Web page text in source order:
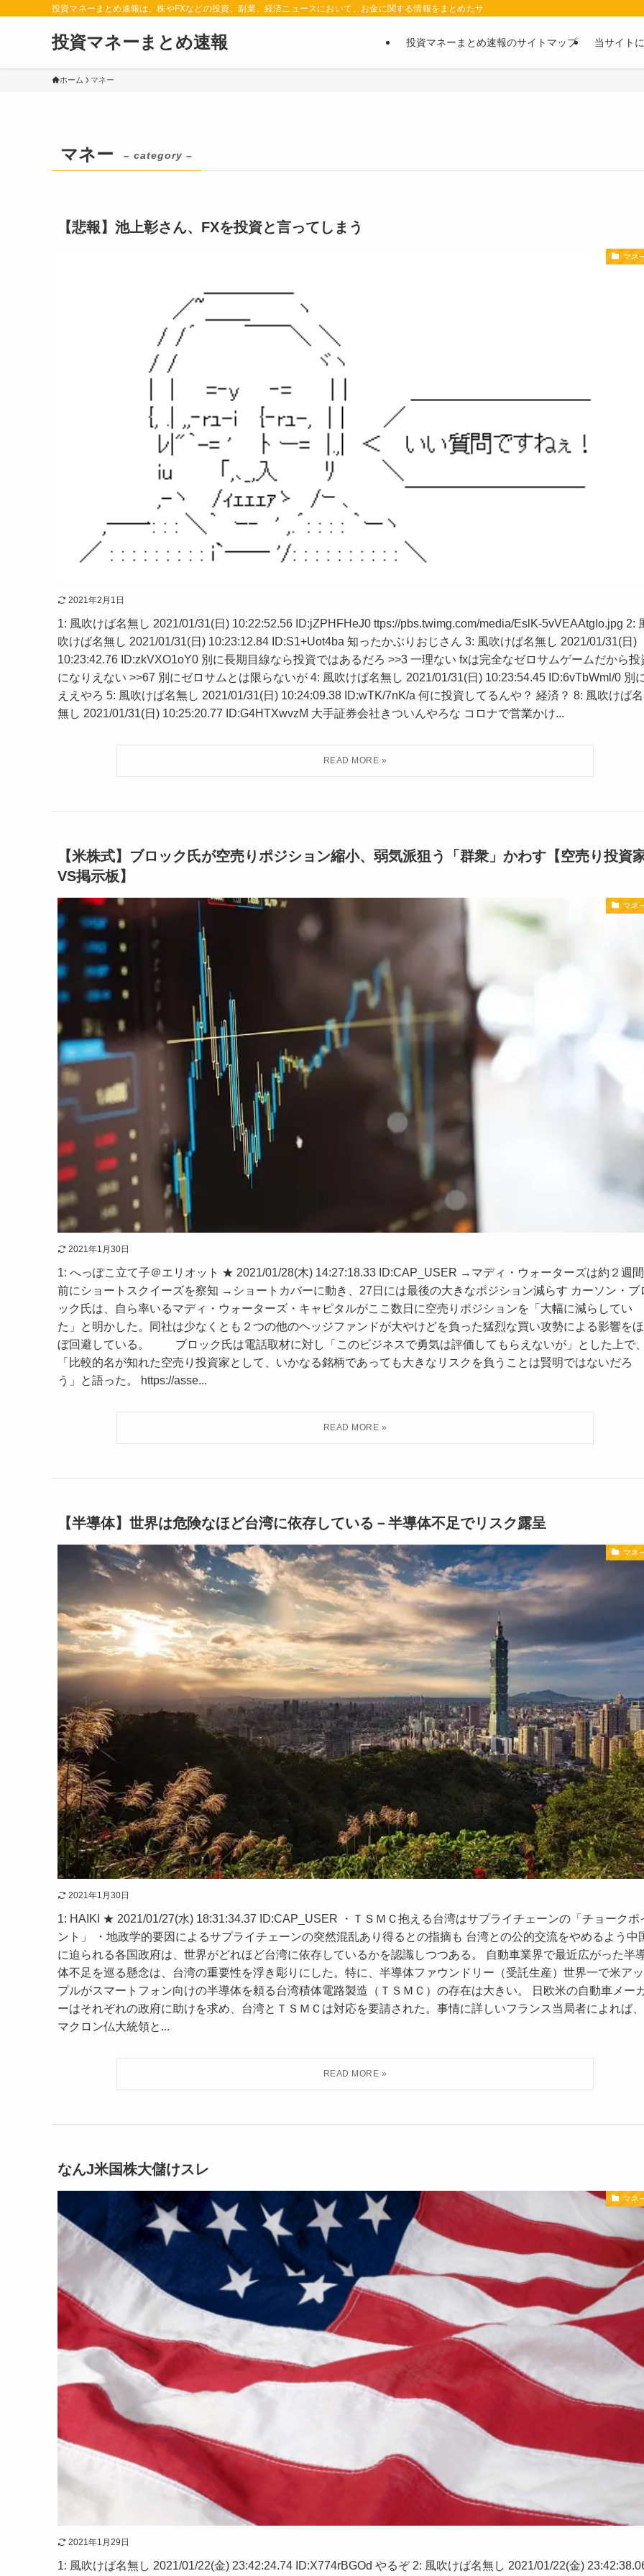
投資マネーまとめ速報は、株やFXなどの投資、副業、経済ニュースにおいて、お金に関する情報をまとめたサイトです。お金に関する情報の口コミ
投資マネーまとめ速報 投資マネーまとめ速報のサイトマップ 当サイト
ホーム マネー
マネー – category –
【悲報】池上彰さん、FXを投資と言ってしまう
マネ
2021年2月1日
1: 風吹けば名無し 2021/01/31(日) 10:22:52.56 ID:jZPHFHeJ0 ttps://pbs.twimg.com/media/EslK-5vVEAAtgIo.jpg 2:
吹けば名無し 2021/01/31(日) 10:23:12.84 ID:S1+Uot4ba 知ったかぶりおじさん 3: 風吹けば名無し 2021/01/31(日)
10:23:42.76 ID:zkVXO1oY0 別に長期目線なら投資ではあるだろ >>3 一理ない fxは完全なゼロサムゲームだから投
になりえない >>67 別にゼロサムとは限らないが 4: 風吹けば名無し 2021/01/31(日) 10:23:54.45 ID:6vTbWml/0 別
ええやろ 5: 風吹けば名無し 2021/01/31(日) 10:24:09.38 ID:wTK/7nK/a 何に投資してるんや？ 経済？ 8: 風吹けば名
無し 2021/01/31(日) 10:25:20.77 ID:G4HTXwvzM 大手証券会社きついんやろな コロナで営業かけ...
【米株式】ブロック氏が空売りポジション縮小、弱気派狙う「群衆」かわす【空売り投資
VS掲示板】
マネ
2021年1月30日
1: へっぽこ立て子＠エリオット ★ 2021/01/28(木) 14:27:18.33 ID:CAP_USER →マディ・ウォーターズは約２週間
前にショートスクイーズを察知 →ショートカバーに動き、27日には最後の大きなポジション減らす カーソン・ブ
ック氏は、自ら率いるマディ・ウォーターズ・キャピタルがここ数日に空売りポジションを「大幅に減らしてい
た」と明かした。同社は少なくとも２つの他のヘッジファンドが大やけどを負った猛烈な買い攻勢による影響をほ
ぼ回避している。 ブロック氏は電話取材に対し「このビジネスで勇気は評価してもらえないが」とした上で
「比較的名が知れた空売り投資家として、いかなる銘柄であっても大きなリスクを負うことは賢明ではないだろ
う」と語った。 https://asse...
【半導体】世界は危険なほど台湾に依存している－半導体不足でリスク露呈
マネ
2021年1月30日
1: HAIKI ★ 2021/01/27(水) 18:31:34.37 ID:CAP_USER ・ＴＳＭＣ抱える台湾はサプライチェーンの「チョークポ
ント」 ・地政学的要因によるサプライチェーンの突然混乱あり得るとの指摘も 台湾との公的交流をやめるよう中
に迫られる各国政府は、世界がどれほど台湾に依存しているかを認識しつつある。 自動車業界で最近広がった半
体不足を巡る懸念は、台湾の重要性を浮き彫りにした。特に、半導体ファウンドリー（受託生産）世界一で米アッ
プルがスマートフォン向けの半導体を頼る台湾積体電路製造（ＴＳＭＣ）の存在は大きい。 日欧米の自動車メー
ーはそれぞれの政府に助けを求め、台湾とＴＳＭＣは対応を要請された。事情に詳しいフランス当局者によれば、
マクロン仏大統領と...
なんJ米国株大儲けスレ
マネ
2021年1月29日
1: 風吹けば名無し 2021/01/22(金) 23:42:24.74 ID:X774rBGOd やるぞ 2: 風吹けば名無し 2021/01/22(金)